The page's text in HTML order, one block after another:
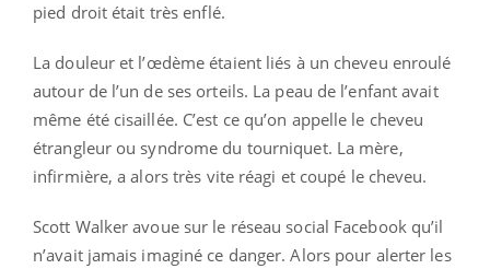
pied droit était très enflé.
La douleur et l’œdème étaient liés à un cheveu enroulé
autour de l’un de ses orteils. La peau de l’enfant avait
même été cisaillée. C’est ce qu’on appelle le cheveu
étrangleur ou syndrome du tourniquet. La mère,
infirmière, a alors très vite réagi et coupé le cheveu.
Scott Walker avoue sur le réseau social Facebook qu’il
n’avait jamais imaginé ce danger. Alors pour alerter les